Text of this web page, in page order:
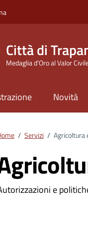
Città di
Medaglia d'Oro al Valor
Novità
/ Servizi / Agricoltura
e